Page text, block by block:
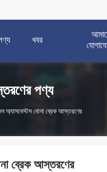
খবর
পণ্য
অ্যাসবেস্টস বোনা ব্রেক আস্তরণের
ব্রেক আস্তরণের